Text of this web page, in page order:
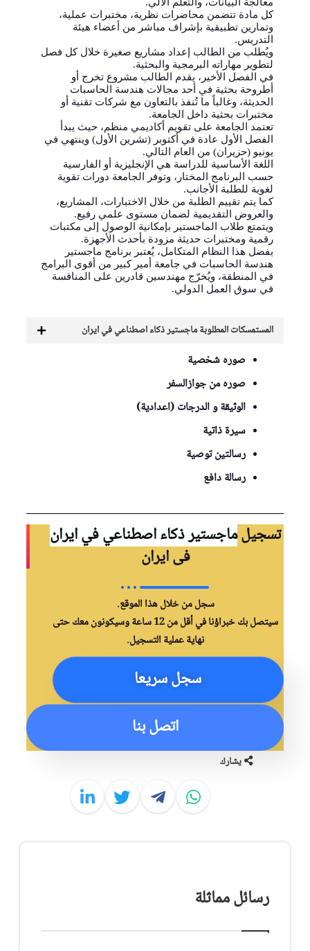
كل مادة تتضمن محاضرات نظرية، مختبرات عملية،
وتمارين تطبيقية بإشراف مباشر من أعضاء هيئة
التدريس.
ويُطلب من الطالب إعداد مشاريع صغيرة خلال كل فصل
لتطوير مهاراته البرمجية والبحثية.
في الفصل الأخير، يقدم الطالب مشروع تخرج أو
أطروحة بحثية في أحد مجالات هندسة الحاسبات
الحديثة، وغالباً ما تُنفذ بالتعاون مع شركات تقنية أو
مختبرات بحثية داخل الجامعة.
تعتمد الجامعة على تقويم أكاديمي منظم، حيث يبدأ
الفصل الأول عادة في أكتوبر (تشرين الأول) وينتهي في
يونيو (حزيران) من العام التالي.
اللغة الأساسية للدراسة هي الإنجليزية أو الفارسية
حسب البرنامج المختار، وتوفر الجامعة دورات تقوية
لغوية للطلبة الأجانب.
كما يتم تقييم الطلبة من خلال الاختبارات، المشاريع،
والعروض التقديمية لضمان مستوى علمي رفيع.
ويتمتع طلاب الماجستير بإمكانية الوصول إلى مكتبات
رقمية ومختبرات حديثة مزودة بأحدث الأجهزة.
بفضل هذا النظام المتكامل، يُعتبر برنامج ماجستير
هندسة الحاسبات في جامعة أمير كبير من أقوى البرامج
في المنطقة، ويُخرّج مهندسين قادرين على المنافسة
في سوق العمل الدولي.
المستمسكات المطلوبة ماجستير ذكاء اصطناعي في ايران
صوره شخصية
صوره من جوازالسفر
الوثيقة و الدرجات (اعدادية)
سيرة ذاتية
رسالتين توصية
رسالة دافع
تسجيلماجستير ذكاء اصطناعي في ايران
فی ايران
سجل من خلال هذا الموقع.
سيتصل بك خبراؤنا في أقل من 12 ساعة وسيكونون معك حتى
نهاية عملية التسجيل.
سجل سريعا
اتصل بنا
يشارك
رسائل مماثلة